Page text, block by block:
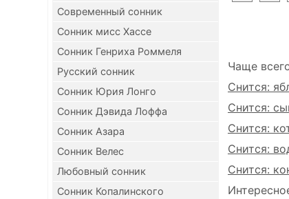
Современный сонник
Сонник мисс Хассе
Сонник Генриха Роммеля
Русский сонник
Сонник Юрия Лонго
Сонник Дэвида Лоффа
Сонник Азара
Сонник Велес
Любовный сонник
Сонник Копалинского
Чаще
Снится:
Снится:
Снится:
Снится:
Снится: